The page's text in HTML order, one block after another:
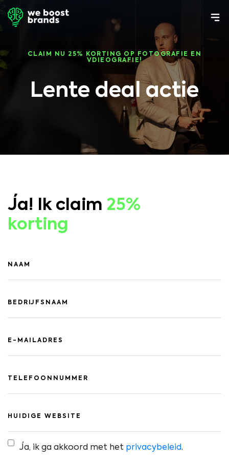
CLAIM NU 25% KORTING OP FOTOGRAFIE EN
VDIEOGRAFIE!
Lente deal actie
Ja! Ik claim 25%
korting
Ja, ik ga akkoord met het privacybeleid.